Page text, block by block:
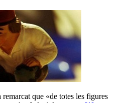
que «de totes les figures